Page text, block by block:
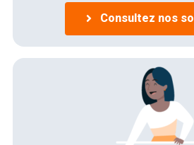
Consultez nos